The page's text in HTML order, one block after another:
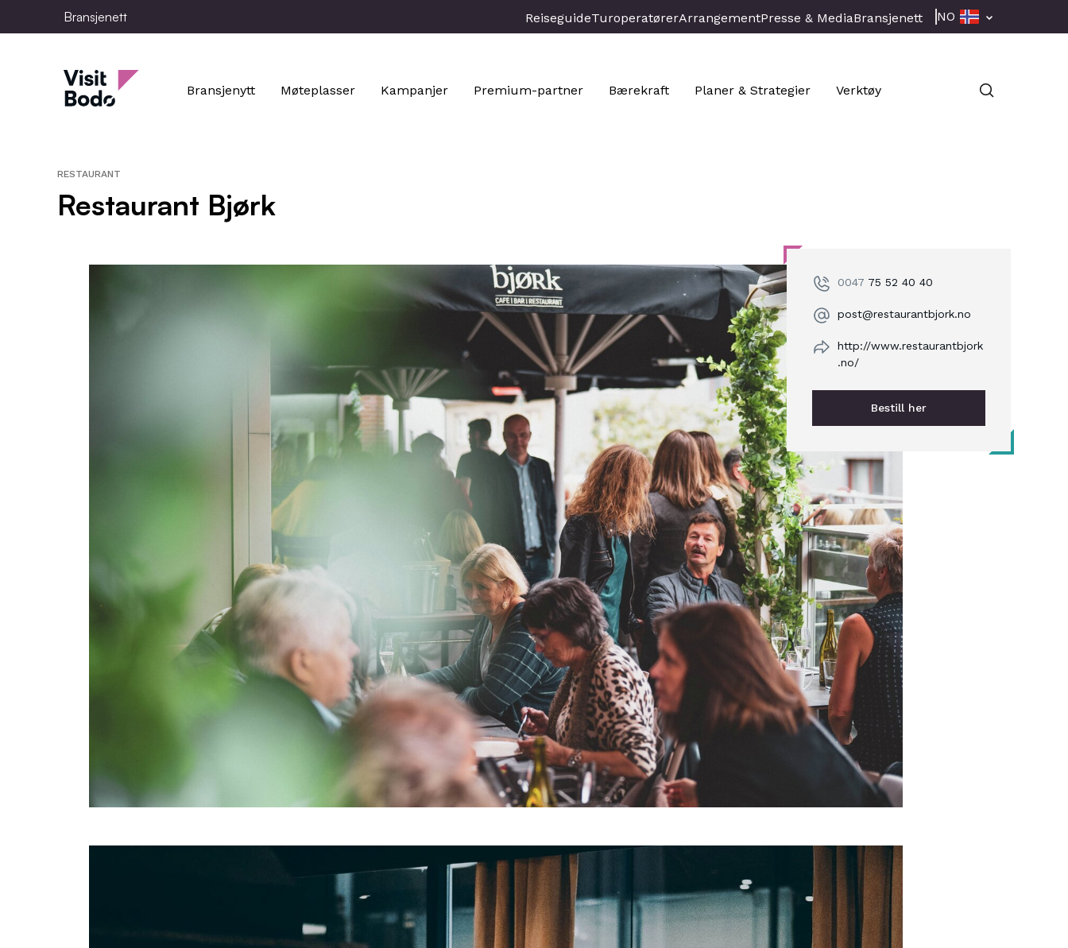
to
Bransjenett ReiseguideTuroperatørerArrangementPresse & MediaBransjenett NO
Bransjenett
Bransjenytt Møteplasser Kampanjer Premium-partner Bærekraft Planer & Strategier Verktøy
RESTAURANT
Restaurant Bjørk
0047 75 52 40 40
post@restaurantbjork.no
http://www.restaurantbjork
.no/
Bestill her